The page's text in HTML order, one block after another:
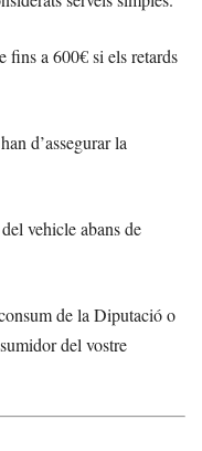
fins a 600€ si els retards
d’assegurar la
vehicle abans de
de la Diputació o
del vostre